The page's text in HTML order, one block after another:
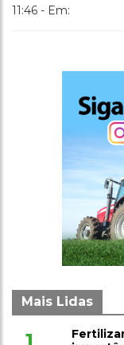
11:46 - Em:
Mais Lidas